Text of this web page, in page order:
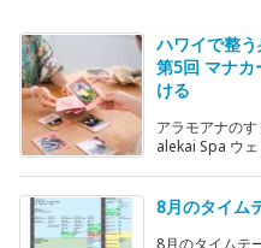
ハワイで整
第5回 マナカ
ける
アラモアナの
alekai Spa ウェ
8月のタイム
8月のタイムテ